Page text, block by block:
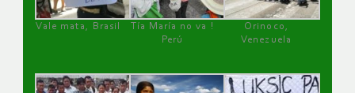
Vale mata, Brasil
Tía María no va !
Perú
Orinoco,
Venezuela